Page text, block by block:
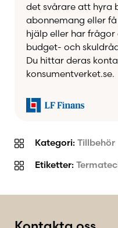
Kategori: Tillbehör
Etiketter:
det svårare att hyra
abonnemang eller
hjälp eller har
budget- och
Du hittar deras
konsumentverket.se.